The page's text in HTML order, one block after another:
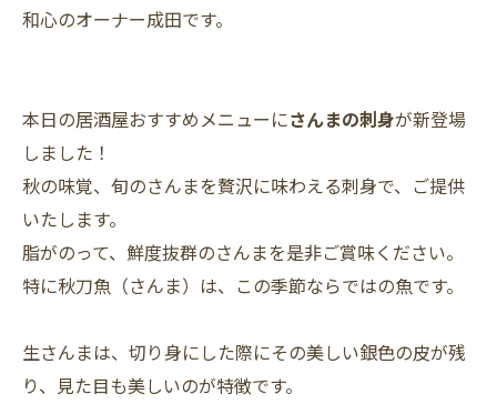
和心のオーナー成田です。
本日の居酒屋おすすめメニューにさんまの刺身が新登場
しました！
秋の味覚、旬のさんまを贅沢に味わえる刺身で、ご提供
いたします。
脂がのって、鮮度抜群のさんまを是非ご賞味ください。
特に秋刀魚（さんま）は、この季節ならではの魚です。
生さんまは、切り身にした際にその美しい銀色の皮が残
り、見た目も美しいのが特徴です。